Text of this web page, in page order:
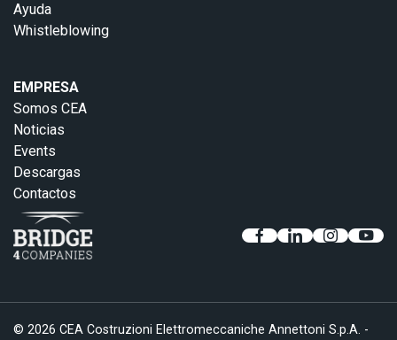
Ayuda
Whistleblowing
EMPRESA
Somos CEA
Noticias
Events
Descargas
Contactos
© 2026 CEA Costruzioni Elettromeccaniche Annettoni S.p.A. -